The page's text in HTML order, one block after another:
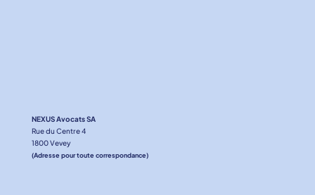
NEXUS Avocats SA
Rue du Centre 4
1800 Vevey
(Adresse pour toute correspondance)